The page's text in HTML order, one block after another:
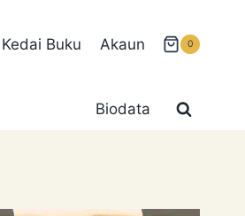
Kedai Buku Akaun 0
Biodata